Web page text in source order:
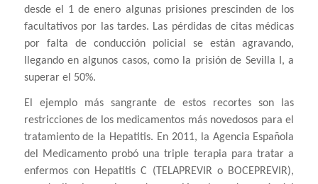
desde el 1 de enero algunas prisiones prescinden de los
facultativos por las tardes. Las pérdidas de citas médicas
por falta de conducción policial se están agravando,
llegando en algunos casos, como la prisión de Sevilla I, a
superar el 50%.
El ejemplo más sangrante de estos recortes son las
restricciones de los medicamentos más novedosos para el
tratamiento de la Hepatitis. En 2011, la Agencia Española
del Medicamento probó una triple terapia para tratar a
enfermos con Hepatitis C (TELAPREVIR o BOCEPREVIR),